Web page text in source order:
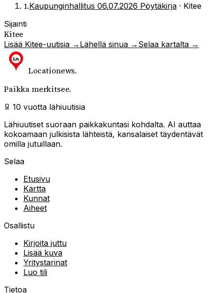
1.Kaupunginhallitus 06.07.2026 Pöytäkirja· Kitee
Sijainti
Kitee
Lisää Kitee-uutisia → Lähellä sinua → Selaa kartalta →
Locationews.
Paikka merkitsee.
10 vuotta lähiuutisia
Lähiuutiset suoraan paikkakuntasi kohdalta. AI auttaa
kokoamaan julkisista lähteistä, kansalaiset täydentävät
omilla jutuillaan.
Selaa
Etusivu
Kartta
Kunnat
Aiheet
Osallistu
Kirjoita juttu
Lisää kuva
Yritystarinat
Luo tili
Tietoa